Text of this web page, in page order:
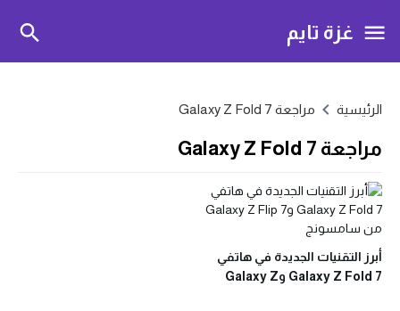
غزة تايم
الرئيسية مراجعة Galaxy Z Fold 7
مراجعة Galaxy Z Fold 7
أبرز التقنيات الجديدة في هاتفي
Galaxy Z Fold 7 وGalaxy Z